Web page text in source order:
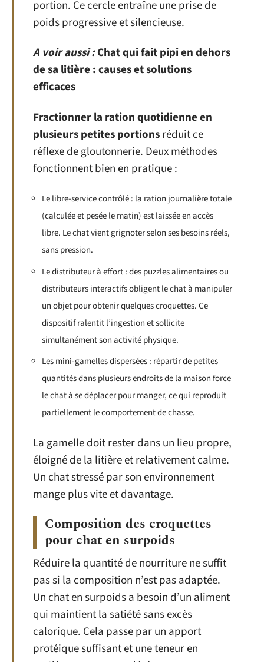
portion. Ce cercle entraîne une prise de
poids progressive et silencieuse.
A voir aussi :Chat qui fait pipi en dehors
de sa litière : causes et solutions
efficaces
Fractionner la ration quotidienne en
plusieurs petites portionsréduit ce
réflexe de gloutonnerie. Deux méthodes
fonctionnent bien en pratique :
Le libre-service contrôlé : la ration journalière totale
(calculée et pesée le matin) est laissée en accès
libre. Le chat vient grignoter selon ses besoins réels,
sans pression.
Le distributeur à effort : des puzzles alimentaires ou
distributeurs interactifs obligent le chat à manipuler
un objet pour obtenir quelques croquettes. Ce
dispositif ralentit l’ingestion et sollicite
simultanément son activité physique.
Les mini-gamelles dispersées : répartir de petites
quantités dans plusieurs endroits de la maison force
le chat à se déplacer pour manger, ce qui reproduit
partiellement le comportement de chasse.
La gamelle doit rester dans un lieu propre,
éloigné de la litière et relativement calme.
Un chat stressé par son environnement
mange plus vite et davantage.
Composition des croquettes
pour chat en surpoids
Réduire la quantité de nourriture ne suffit
pas si la composition n’est pas adaptée.
Un chat en surpoids a besoin d’un aliment
qui maintient la satiété sans excès
calorique. Cela passe par un apport
protéique suffisant et une teneur en